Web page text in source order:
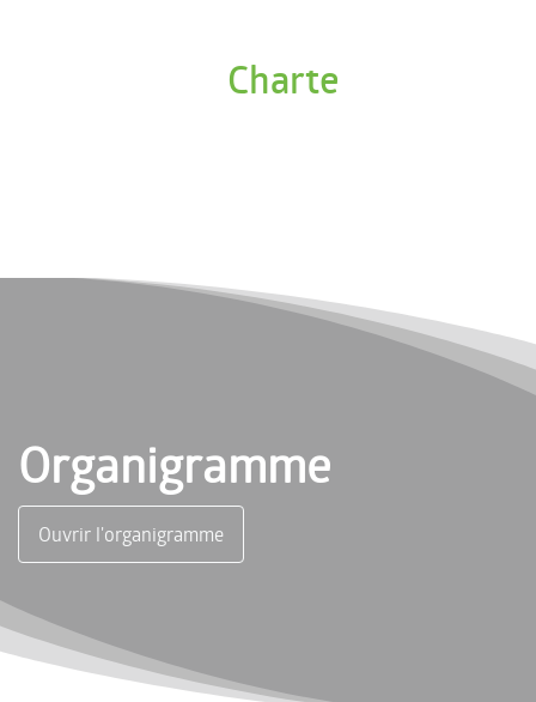
Charte
Organigramme
Ouvrir l'organigramme